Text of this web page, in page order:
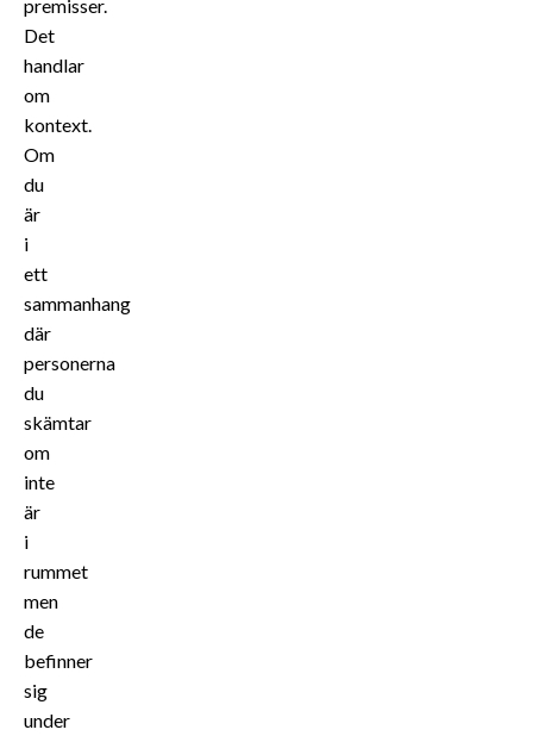
premisser.
Det
handlar
om
kontext.
Om
du
är
i
ett
sammanhang
där
personerna
du
skämtar
om
inte
är
i
rummet
men
de
befinner
sig
under